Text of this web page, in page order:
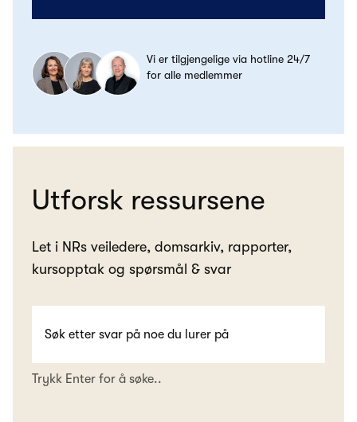
Vi er tilgjengelige via hotline 24/7
for alle medlemmer
Utforsk ressursene
Let i NRs veiledere, domsarkiv, rapporter,
kursopptak og spørsmål & svar
Trykk Enter for å søke..